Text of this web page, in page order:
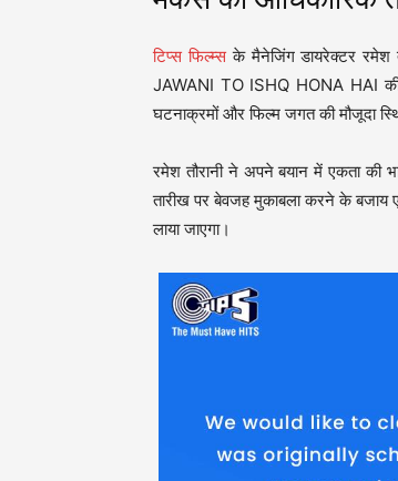
टिप्स फिल्म्सके मैनेजिंग डायरेक्टर रमेश
JAWANI TO ISHQ HONA HAI की
घटनाक्रमों और फिल्म जगत की मौजूदा
रमेश तौरानी ने अपने बयान में एकता की
तारीख पर बेवजह मुकाबला करने के
लाया जाएगा।